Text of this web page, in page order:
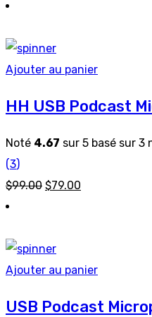
Ajouter au panier
HH USB Podcast
Noté 4.67 sur 5 basé sur 3
(3)
$99.00 $79.00
Ajouter au panier
USB Podcast